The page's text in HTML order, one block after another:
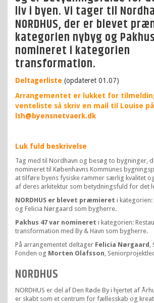
liv i byen. Vi tager til
NORDHUS, der er blevet
kategorien nybyg og
nomineret i kategorien
transformation.
Deltagerliste (opdateret 01.07)
Arrangementet er lukket for
venteliste så skriv en mail til Louise på
lsh@byensnetvaerk.dk
Luk fuld beskrivelse
Tag med til Nordhavn og besøg to bygninger,
nomineret til Københavns Kommunes
at tilføre byens fysiske rammer særlig kvalitet
af deres arkitektur som betydningsfuld for det
NORDHUS er blevet præmieret i kategorien:
og Felicia Nørgaard som bygherre.
Pakhus 47 var nomineret i kategorien:
transformation med By & Havn som bygherre.
På arrangementet deltager Felicia Nørgaard ,
Fonden og Morten Olafsson,
NORDHUS
NORDHUS er del af Den Røde By i hjertet af
er skabt som et centrum for fællesskab og